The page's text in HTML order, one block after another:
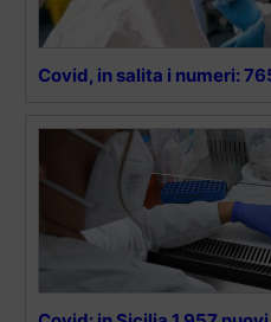
Covid, in salita i numeri: